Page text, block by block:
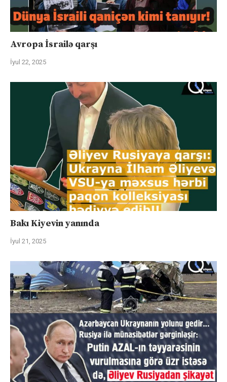
Avropa İsrailə qarşı
İyul 22, 2025
Bakı Kiyevin yanında
İyul 21, 2025